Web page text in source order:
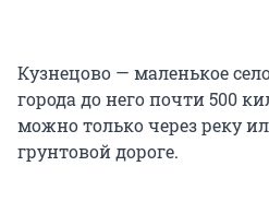
Кузнецово — маленькое
города до него почти 500
можно только через реку
грунтовой дороге.